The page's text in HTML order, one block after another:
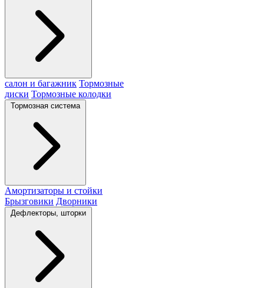
салон и багажник Тормозные
диски Тормозные колодки
Тормозная система
Амортизаторы и стойки
Брызговики Дворники
Дефлекторы, шторки